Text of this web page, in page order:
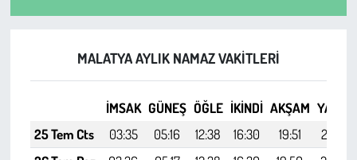
MALATYA AYLIK NAMAZ VAKITLERI
İMSAK GÜNEŞ ÖĞLE İKINDI AKŞAM YATSI
25 Tem Cts
03:35 05:16 12:38 16:30 19:51
21:24
Kent